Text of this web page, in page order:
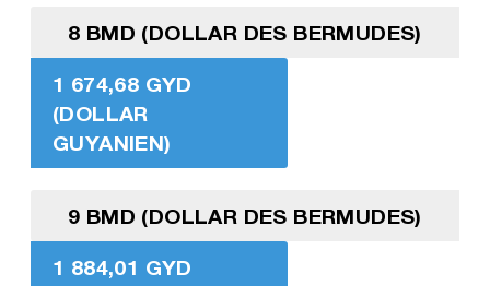
8 BMD (DOLLAR DES BERMUDES)
1 674,68 GYD
(DOLLAR
GUYANIEN)
9 BMD (DOLLAR DES BERMUDES)
1 884,01 GYD